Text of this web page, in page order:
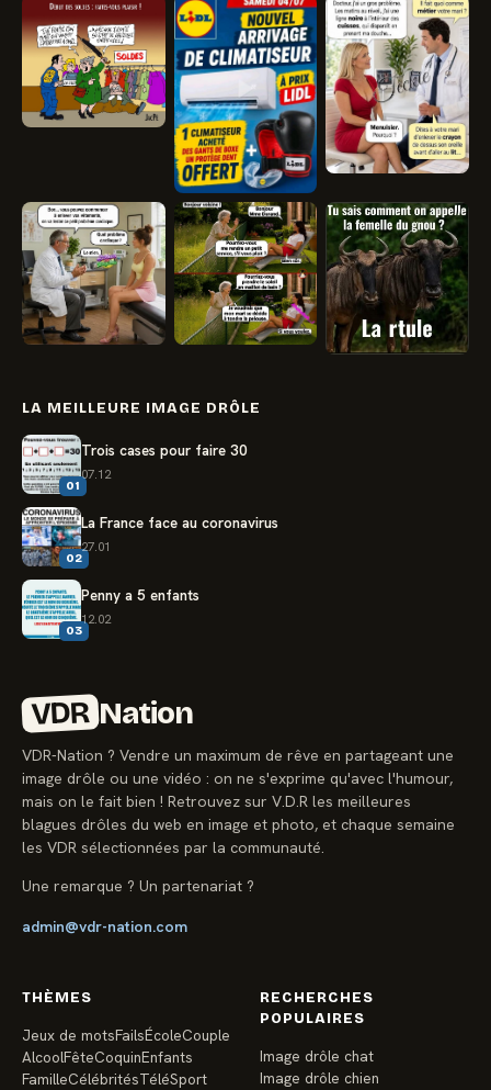
LA MEILLEURE IMAGE DRÔLE
01
Trois cases pour faire 30
07.12
02
La France face au coronavirus
27.01
03
Penny a 5 enfants
12.02
VDR Nation
VDR-Nation ? Vendre un maximum de rêve en partageant une
image drôle ou une vidéo : on ne s'exprime qu'avec l'humour,
mais on le fait bien ! Retrouvez sur V.D.R les meilleures
blagues drôles du web en image et photo, et chaque semaine
les VDR sélectionnées par la communauté.
Une remarque ? Un partenariat ?
admin@vdr-nation.com
THÈMES
Jeux de motsFailsÉcoleCouple
AlcoolFêteCoquinEnfants
FamilleCélébritésTéléSport
RECHERCHES
POPULAIRES
Image drôle chat
Image drôle chien